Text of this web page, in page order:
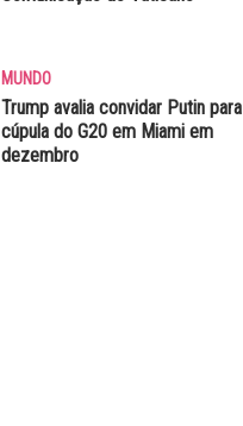
MUNDO
Trump avalia convidar Putin para
cúpula do G20 em Miami em
dezembro